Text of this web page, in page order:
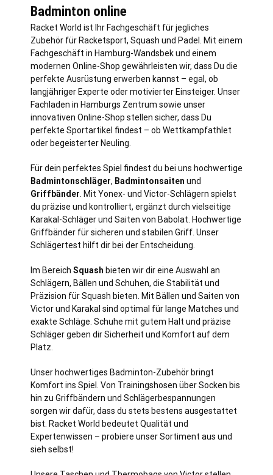
Badminton online
Racket World ist Ihr Fachgeschäft für jegliches
Zubehör für Racketsport, Squash und Padel. Mit einem
Fachgeschäft in Hamburg-Wandsbek und einem
modernen Online-Shop gewährleisten wir, dass Du die
perfekte Ausrüstung erwerben kannst – egal, ob
langjähriger Experte oder motivierter Einsteiger. Unser
Fachladen in Hamburgs Zentrum sowie unser
innovativen Online-Shop stellen sicher, dass Du
perfekte Sportartikel findest – ob Wettkampfathlet
oder begeisterter Neuling.
Für dein perfektes Spiel findest du bei uns hochwertige
Badmintonschläger, Badmintonsaiten und
Griffbänder . Mit Yonex- und Victor-Schlägern spielst
du präzise und kontrolliert, ergänzt durch vielseitige
Karakal-Schläger und Saiten von Babolat. Hochwertige
Griffbänder für sicheren und stabilen Griff. Unser
Schlägertest hilft dir bei der Entscheidung.
Im Bereich Squash bieten wir dir eine Auswahl an
Schlägern, Bällen und Schuhen, die Stabilität und
Präzision für Squash bieten. Mit Bällen und Saiten von
Victor und Karakal sind optimal für lange Matches und
exakte Schläge. Schuhe mit gutem Halt und präzise
Schläger geben dir Sicherheit und Komfort auf dem
Platz.
Unser hochwertiges Badminton-Zubehör bringt
Komfort ins Spiel. Von Trainingshosen über Socken bis
hin zu Griffbändern und Schlägerbespannungen
sorgen wir dafür, dass du stets bestens ausgestattet
bist. Racket World bedeutet Qualität und
Expertenwissen – probiere unser Sortiment aus und
sieh selbst!